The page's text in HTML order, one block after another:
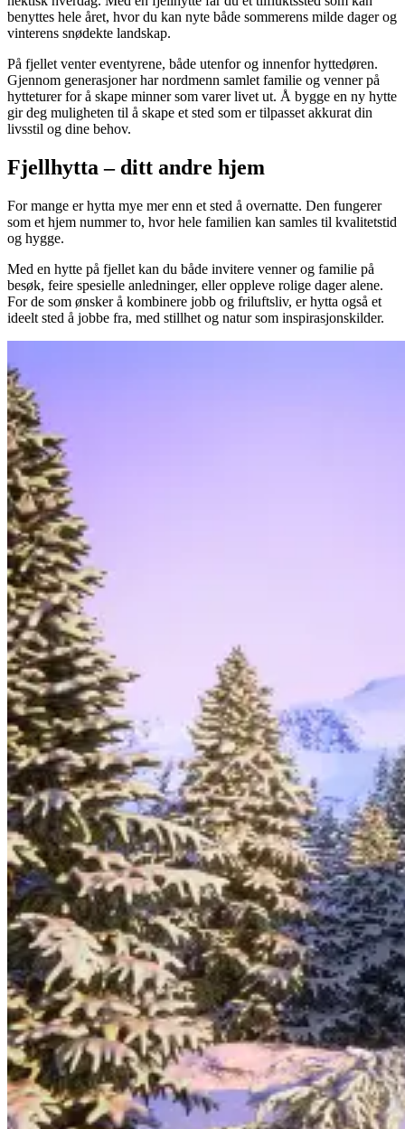
benyttes hele året, hvor du kan nyte både sommerens milde dager og
vinterens snødekte landskap.
På fjellet venter eventyrene, både utenfor og innenfor hyttedøren.
Gjennom generasjoner har nordmenn samlet familie og venner på
hytteturer for å skape minner som varer livet ut. Å bygge en ny hytte
gir deg muligheten til å skape et sted som er tilpasset akkurat din
livsstil og dine behov.
Fjellhytta – ditt andre hjem
For mange er hytta mye mer enn et sted å overnatte. Den fungerer
som et hjem nummer to, hvor hele familien kan samles til kvalitetstid
og hygge.
Med en hytte på fjellet kan du både invitere venner og familie på
besøk, feire spesielle anledninger, eller oppleve rolige dager alene.
For de som ønsker å kombinere jobb og friluftsliv, er hytta også et
ideelt sted å jobbe fra, med stillhet og natur som inspirasjonskilder.